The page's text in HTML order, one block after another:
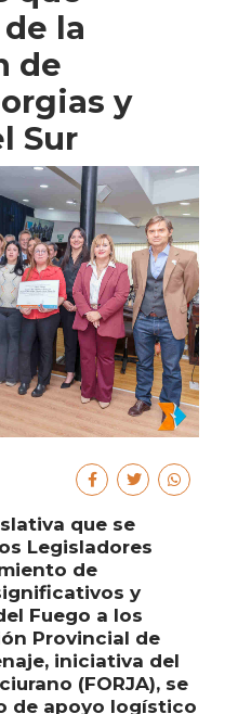
la
de
y
Sur
que se
Legisladores
de
y
Fuego a los
Provincial de
iniciativa del
(FORJA), se
de apoyo logístico